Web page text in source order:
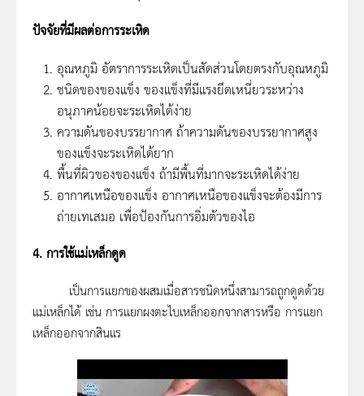
ปัจจัยที่มีผลต่อการระเหิด
อุณหภูมิ อัตราการระเหิดเป็นสัดส่วนโดยตรงกับอุณหภูมิ
ชนิดของของแข็ง ของแข็งที่มีแรงยึดเหนี่ยวระหว่าง
อนุภาคน้อยจะระเหิดได้ง่าย
ความดันของบรรยากาศ ถ้าความดันของบรรยากาศสูง
ของแข็งจะระเหิดได้ยาก
พื้นที่ผิวของของแข็ง ถ้ามีพื้นที่มากจะระเหิดได้ง่าย
อากาศเหนือของแข็ง อากาศเหนือของแข็งจะต้องมีการ
ถ่ายเทเสมอ เพื่อป้องกันการอิ่มตัวของไอ
4. การใช้แม่เหล็กดูด
เป็นการแยกของผสมเมื่อสารชนิดหนึ่งสามารถถูกดูดด้วย
แม่เหล็กได้ เช่น การแยกผงตะไบเหล็กออกจากสารหรือ การแยก
เหล็กออกจากสินแร